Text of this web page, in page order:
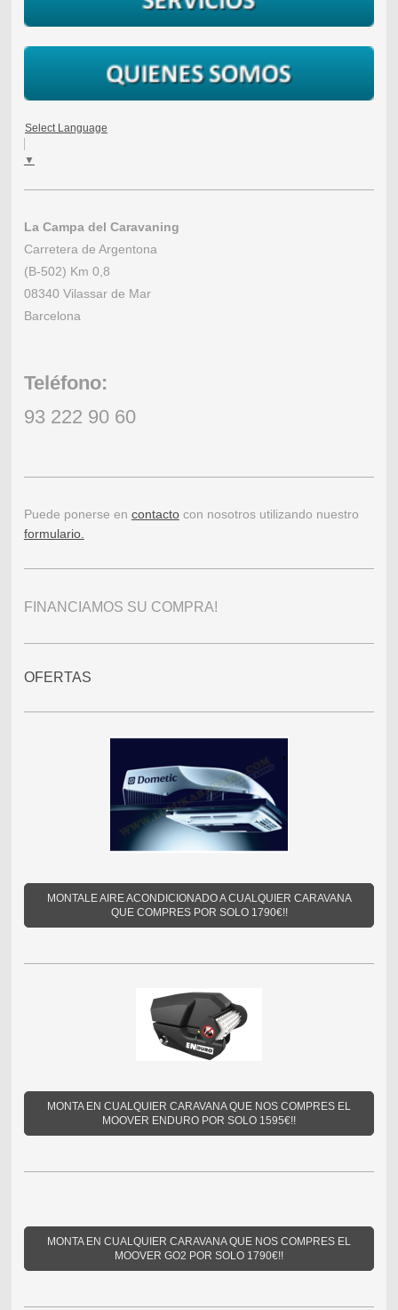
Select Language
▼
La Campa del Caravaning
Carretera de Argentona
(B-502) Km 0,8
08340 Vilassar de Mar
Barcelona
Teléfono:
93 222 90 60
Puede ponerse en contactocon nosotros utilizando nuestro
formulario.
FINANCIAMOS SU COMPRA!
OFERTAS
MONTALE AIRE ACONDICIONADO A CUALQUIER CARAVANA
QUE COMPRES POR SOLO 1790€!!
MONTA EN CUALQUIER CARAVANA QUE NOS COMPRES EL
MOOVER ENDURO POR SOLO 1595€!!
MONTA EN CUALQUIER CARAVANA QUE NOS COMPRES EL
MOOVER GO2 POR SOLO 1790€!!